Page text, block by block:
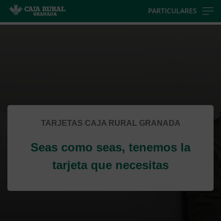
PARTICULARES
TARJETAS CAJA RURAL GRANADA
Seas como seas, tenemos la
tarjeta que necesitas